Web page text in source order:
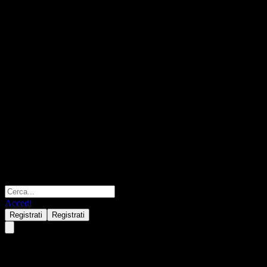
Accedi
Registrati Registrati